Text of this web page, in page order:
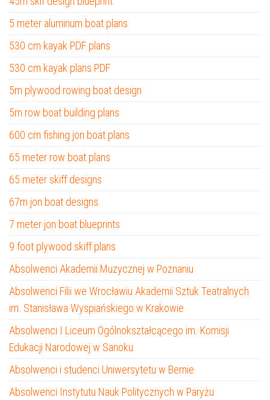
5 meter aluminum boat plans
530 cm kayak PDF plans
530 cm kayak plans PDF
5m plywood rowing boat design
5m row boat building plans
600 cm fishing jon boat plans
65 meter row boat plans
65 meter skiff designs
67m jon boat designs
7 meter jon boat blueprints
9 foot plywood skiff plans
Absolwenci Akademii Muzycznej w Poznaniu
Absolwenci Filii we Wrocławiu Akademii Sztuk Teatralnych
im. Stanisława Wyspiańskiego w Krakowie
Absolwenci I Liceum Ogólnokształcącego im. Komisji
Edukacji Narodowej w Sanoku
Absolwenci i studenci Uniwersytetu w Bernie
Absolwenci Instytutu Nauk Politycznych w Paryżu